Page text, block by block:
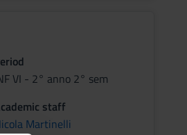
VI - 2° anno 2° sem
staff
Martinelli